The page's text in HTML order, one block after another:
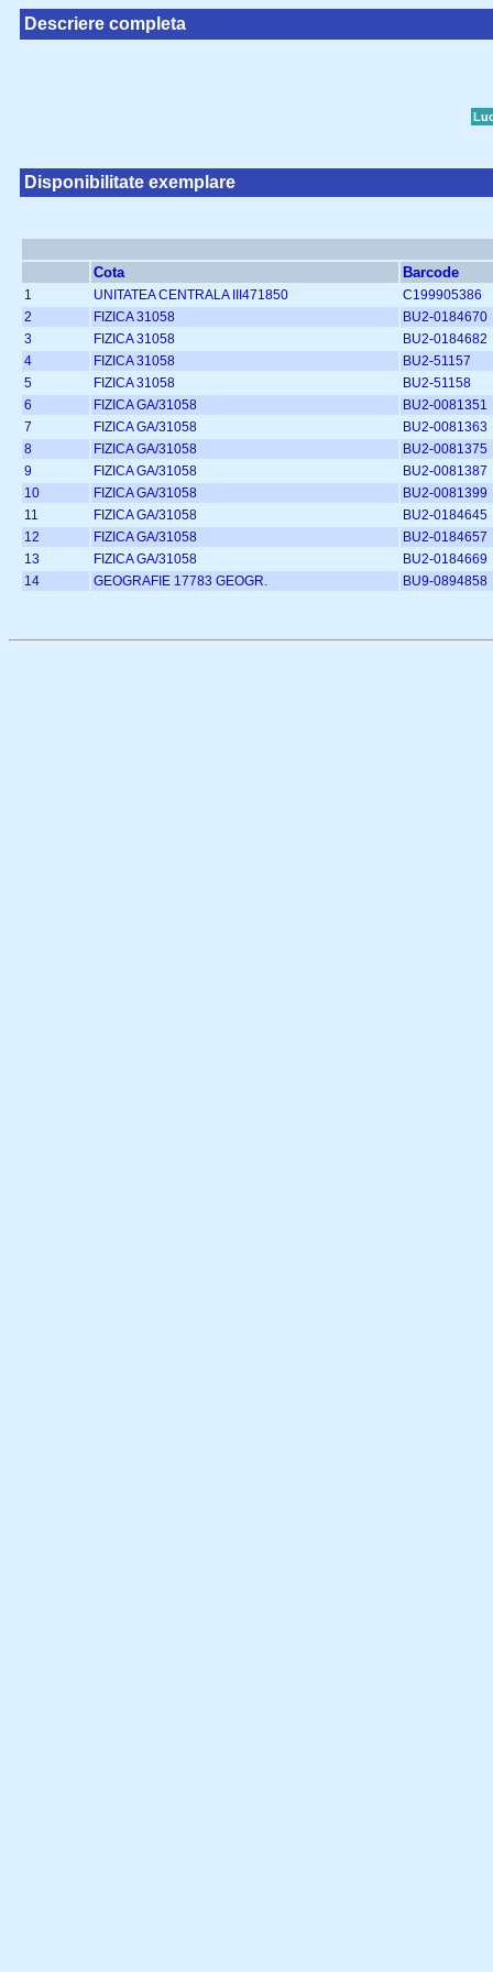
Descriere completa
Disponibilitate exemplare
Cota Barcode
1 UNITATEA CENTRALA III471850
C199905386
2
FIZICA 31058
BU2-0184670
3
FIZICA 31058
BU2-0184682
4
FIZICA 31058
BU2-51157
5
FIZICA 31058
BU2-51158
6
FIZICA GA/31058
BU2-0081351
7
FIZICA GA/31058
BU2-0081363
8
FIZICA GA/31058
BU2-0081375
9
FIZICA GA/31058
BU2-0081387
10
FIZICA GA/31058
BU2-0081399
11
FIZICA GA/31058
BU2-0184645
12
FIZICA GA/31058
BU2-0184657
13
FIZICA GA/31058
BU2-0184669
14
GEOGRAFIE 17783 GEOGR. BU9-0894858